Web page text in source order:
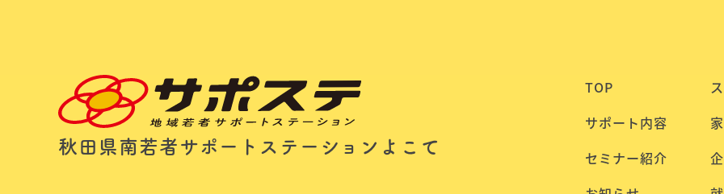
秋田県南若者サポートステーションよこて
TOP
サポート内容
セミナー紹介